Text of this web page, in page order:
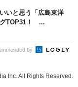
いと思う「広島東洋
グTOP31！ ...
by
Inc. All Rights Reserved.